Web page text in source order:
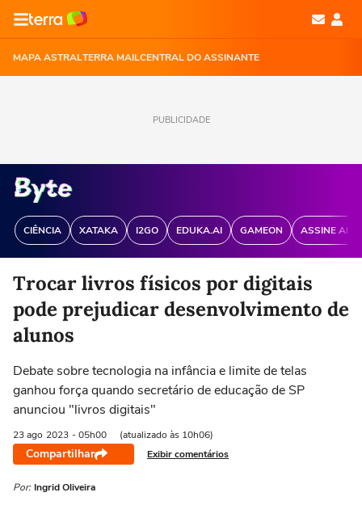
MAPA ASTRALTERRA MAILCENTRAL DO ASSINANTE
PUBLICIDADE
CIÊNCIA XATAKA I2GO EDUKA.AI GAMEON ASSINE
Trocar livros físicos por digitais
pode prejudicar desenvolvimento de
alunos
Debate sobre tecnologia na infância e limite de telas
ganhou força quando secretário de educação de SP
anunciou "livros digitais"
23 ago 2023 - 05h00 (atualizado às 10h06)
Compartilhar Exibir comentários
Por: Ingrid Oliveira